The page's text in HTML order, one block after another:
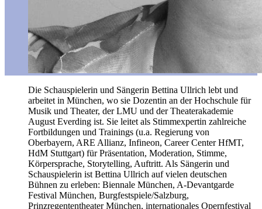
Die Schauspielerin und Sängerin Bettina Ullrich lebt und
arbeitet in München, wo sie Dozentin an der Hochschule für
Musik und Theater, der LMU und der Theaterakademie
August Everding ist. Sie leitet als Stimmexpertin zahlreiche
Fortbildungen und Trainings (u.a. Regierung von
Oberbayern, ARE Allianz, Infineon, Career Center HfMT,
HdM Stuttgart) für Präsentation, Moderation, Stimme,
Körpersprache, Storytelling, Auftritt. Als Sängerin und
Schauspielerin ist Bettina Ullrich auf vielen deutschen
Bühnen zu erleben: Biennale München, A-Devantgarde
Festival München, Burgfestspiele/Salzburg,
Prinzregententheater München, internationales Opernfestival